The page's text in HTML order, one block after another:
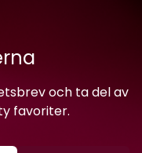
och ta del av
favoriter.